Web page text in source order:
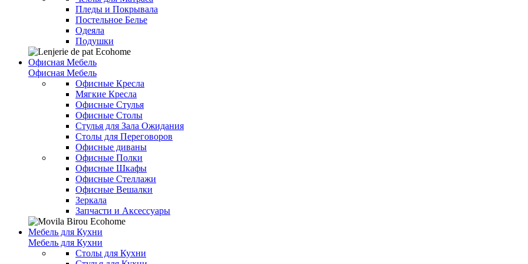
Пледы и Покрывала
Постельное Белье
Одеяла
Подушки
Офисная Мебель
Офисная Мебель
Офисные Кресла
Мягкие Кресла
Офисные Стулья
Офисные Столы
Стулья для Зала Ожидания
Столы для Переговоров
Офисные диваны
Офисные Полки
Офисные Шкафы
Офисные Стеллажи
Офисные Вешалки
Зеркала
Запчасти и Аксессуары
Мебель для Кухни
Мебель для Кухни
Столы для Кухни